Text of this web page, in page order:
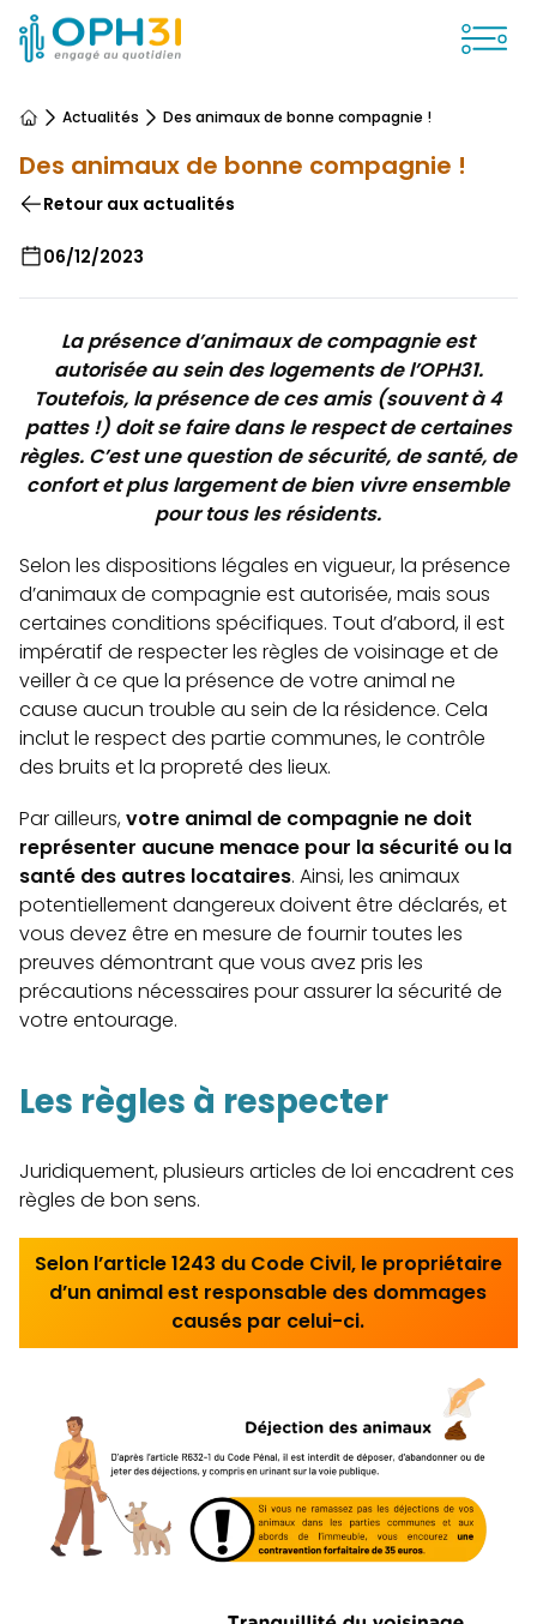
AccueilActualités Des animaux de bonne compagnie !
Des animaux de bonne compagnie !
Retour aux actualités
06/12/2023
La présence d’animaux de compagnie est
autorisée au sein des logements de l’OPH31.
Toutefois, la présence de ces amis (souvent à 4
pattes !) doit se faire dans le respect de certaines
règles. C’est une question de sécurité, de santé, de
confort et plus largement de bien vivre ensemble
pour tous les résidents.
Selon les dispositions légales en vigueur, la présence
d’animaux de compagnie est autorisée, mais sous
certaines conditions spécifiques. Tout d’abord, il est
impératif de respecter les règles de voisinage et de
veiller à ce que la présence de votre animal ne
cause aucun trouble au sein de la résidence. Cela
inclut le respect des partie communes, le contrôle
des bruits et la propreté des lieux.
Par ailleurs,votre animal de compagnie ne doit
représenter aucune menace pour la sécurité ou la
santé des autres locataires. Ainsi, les animaux
potentiellement dangereux doivent être déclarés, et
vous devez être en mesure de fournir toutes les
preuves démontrant que vous avez pris les
précautions nécessaires pour assurer la sécurité de
votre entourage.
Les règles à respecter
Juridiquement, plusieurs articles de loi encadrent ces
règles de bon sens.
Selon l’article 1243 du Code Civil, le propriétaire
d’un animal est responsable des dommages
causés par celui-ci.